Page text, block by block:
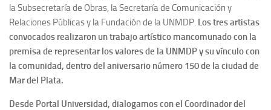
la Subsecretaría de Obras, la Secretaría de Comunicación y
Relaciones Públicas y la Fundación de la UNMDP. Los tres artistas
convocados realizaron un trabajo artístico mancomunado con la
premisa de representar los valores de la UNMDP y su vínculo con
la comunidad, dentro del aniversario número 150 de la ciudad de
Mar del Plata.
Desde Portal Universidad, dialogamos con el Coordinador del